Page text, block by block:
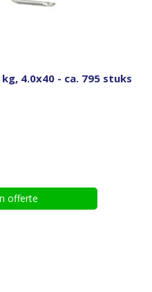
4.0x40 - ca. 795 stuks
offerte